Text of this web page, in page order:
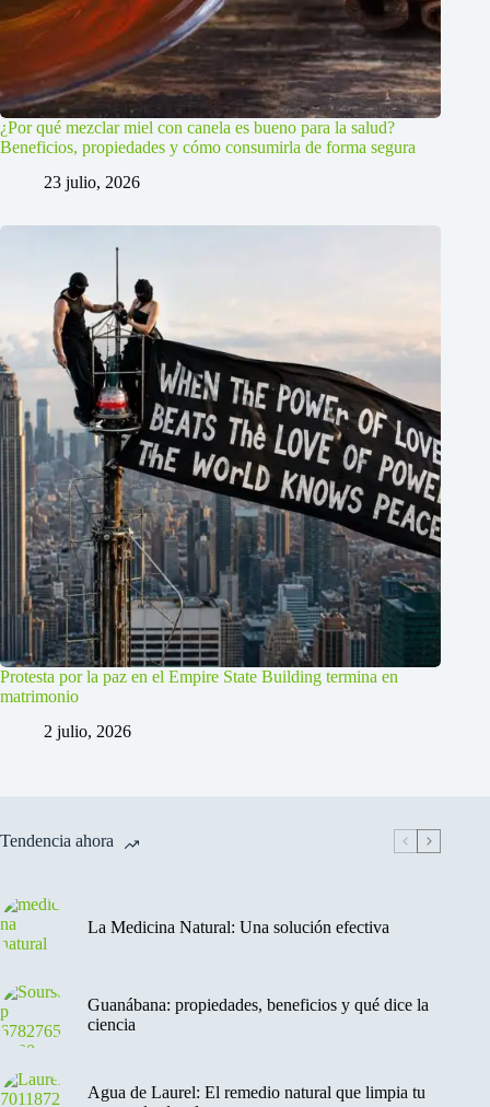
¿Por qué mezclar miel con canela es bueno para la salud?
Beneficios, propiedades y cómo consumirla de forma segura
23 julio, 2026
Protesta por la paz en el Empire State Building termina en
matrimonio
2 julio, 2026
Tendencia ahora
La Medicina Natural: Una solución efectiva
Guanábana: propiedades, beneficios y qué dice la
ciencia
Agua de Laurel: El remedio natural que limpia tu